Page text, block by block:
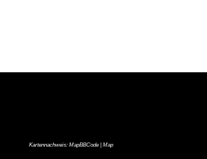
Kartennachweis: MapBBCode| Map